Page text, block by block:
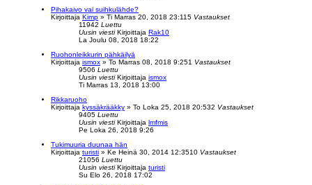
Pihakaivo vai suihkulähde?
Kirjoittaja Kimp » Ti Marras 20, 2018 23:115 Vastaukset
11942 Luettu
Uusin viesti Kirjoittaja Rak10
La Joulu 08, 2018 18:22
Ruohonleikkurin pähkäilyä
Kirjoittaja ismox » To Marras 08, 2018 9:251 Vastaukset
9506 Luettu
Uusin viesti Kirjoittaja ismox
Ti Marras 13, 2018 13:00
Rikkaruoho
Kirjoittaja kyssäkrääkky » To Loka 25, 2018 20:532 Vastaukset
9405 Luettu
Uusin viesti Kirjoittaja lmfmis
Pe Loka 26, 2018 9:26
Tukimuuria duunaa hän
Kirjoittaja turisti » Ke Heinä 30, 2014 12:3510 Vastaukset
21056 Luettu
Uusin viesti Kirjoittaja turisti
Su Elo 26, 2018 17:02